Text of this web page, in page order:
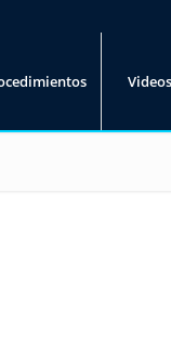
Videos